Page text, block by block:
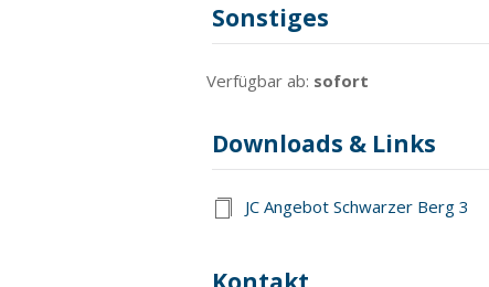
Sonstiges
Verfügbar ab: sofort
Downloads & Links
JC Angebot Schwarzer Berg 3